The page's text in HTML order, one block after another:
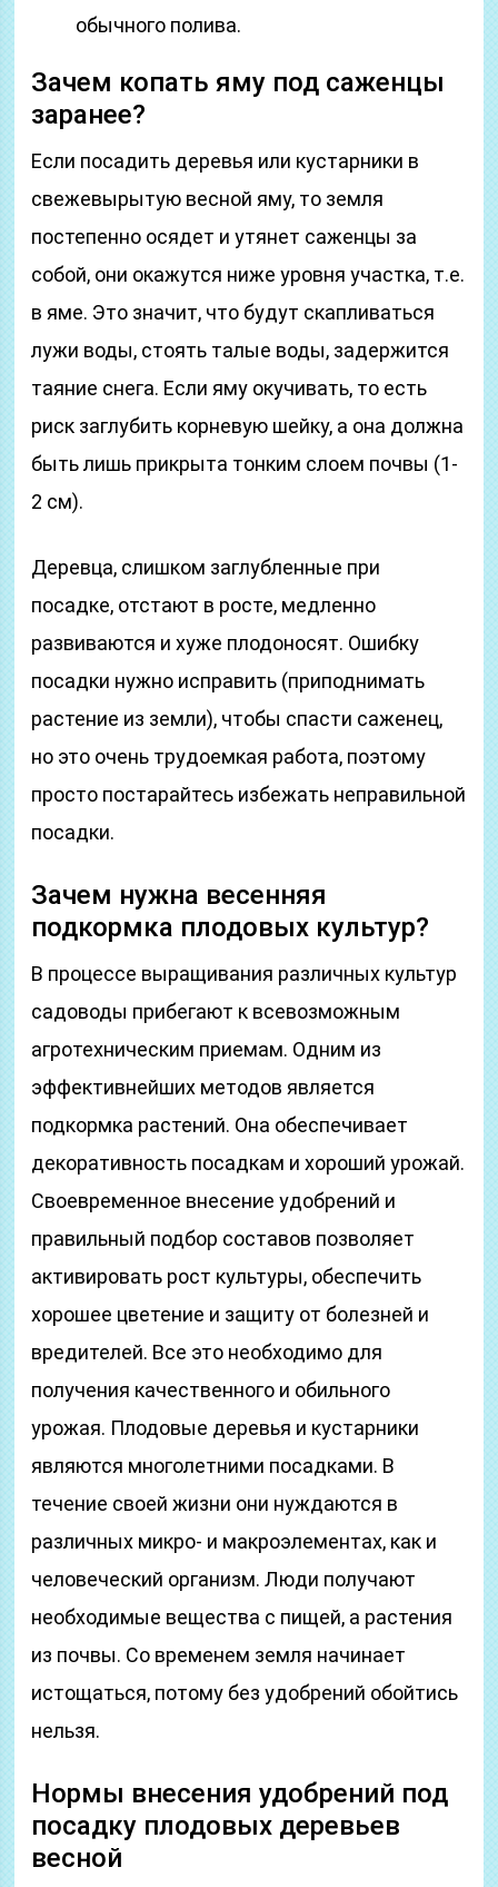
обычного полива.
Зачем копать яму под саженцы
заранее?
Если посадить деревья или кустарники в
свежевырытую весной яму, то земля
постепенно осядет и утянет саженцы за
собой, они окажутся ниже уровня участка, т.е.
в яме. Это значит, что будут скапливаться
лужи воды, стоять талые воды, задержится
таяние снега. Если яму окучивать, то есть
риск заглубить корневую шейку, а она должна
быть лишь прикрыта тонким слоем почвы (1-
2 см).
Деревца, слишком заглубленные при
посадке, отстают в росте, медленно
развиваются и хуже плодоносят. Ошибку
посадки нужно исправить (приподнимать
растение из земли), чтобы спасти саженец,
но это очень трудоемкая работа, поэтому
просто постарайтесь избежать неправильной
посадки.
Зачем нужна весенняя
подкормка плодовых культур?
В процессе выращивания различных культур
садоводы прибегают к всевозможным
агротехническим приемам. Одним из
эффективнейших методов является
подкормка растений. Она обеспечивает
декоративность посадкам и хороший урожай.
Своевременное внесение удобрений и
правильный подбор составов позволяет
активировать рост культуры, обеспечить
хорошее цветение и защиту от болезней и
вредителей. Все это необходимо для
получения качественного и обильного
урожая. Плодовые деревья и кустарники
являются многолетними посадками. В
течение своей жизни они нуждаются в
различных микро- и макроэлементах, как и
человеческий организм. Люди получают
необходимые вещества с пищей, а растения
из почвы. Со временем земля начинает
истощаться, потому без удобрений обойтись
нельзя.
Нормы внесения удобрений под
посадку плодовых деревьев
весной